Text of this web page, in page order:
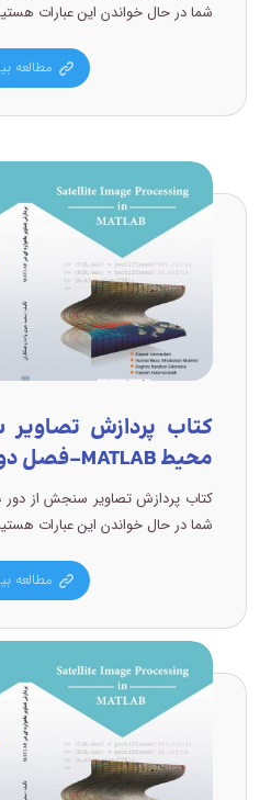
شما در حال خواندن این عبارات
مطالعه
کتاب پردازش
محیط MATLAB-فصل دوم
شما در حال خواندن این عبارات
مطالعه